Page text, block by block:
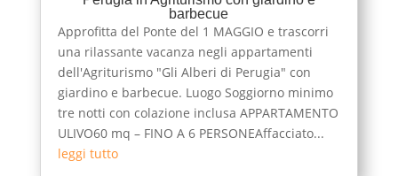
barbecue
Approfitta del Ponte del 1 MAGGIO e trascorri
una rilassante vacanza negli appartamenti
dell'Agriturismo "Gli Alberi di Perugia" con
giardino e barbecue. Luogo Soggiorno minimo
tre notti con colazione inclusa APPARTAMENTO
ULIVO60 mq – FINO A 6 PERSONEAffacciato...
leggi tutto